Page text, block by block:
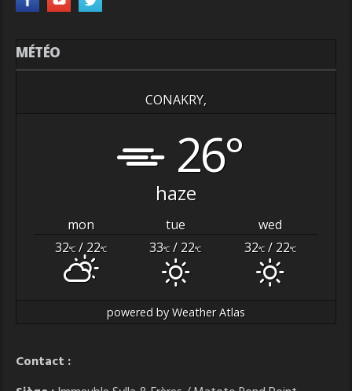
MÉTÉO
CONAKRY,
26°
haze
mon tue
wed
32°C / 22°C 33°C / 22°C 32°C/ 22°C
powered byWeather Atlas
Contact :